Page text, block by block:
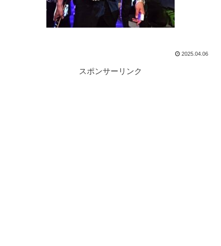
2025.04.06
スポンサーリンク